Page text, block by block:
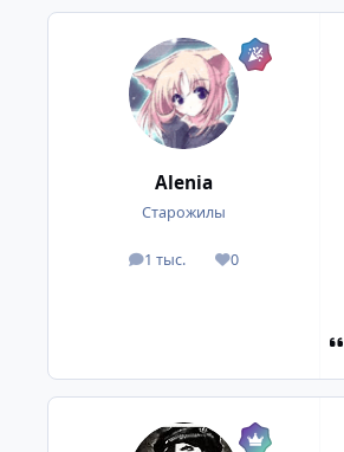
Alenia
Старожилы
1 тыс.
посты 0
Репутация